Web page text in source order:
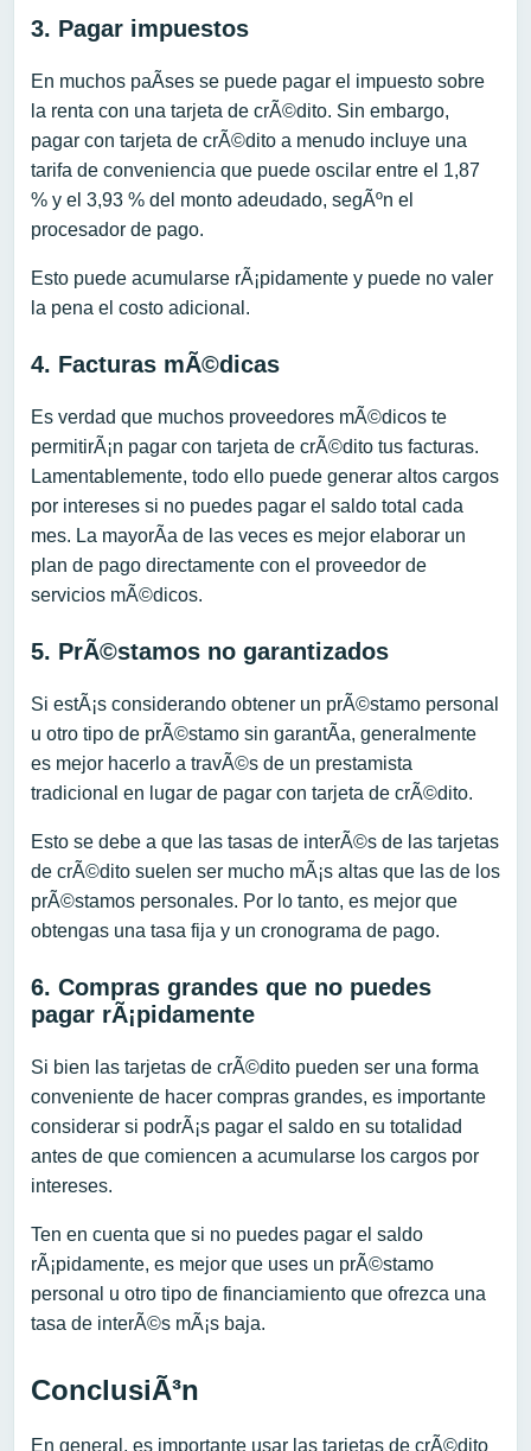
3. Pagar impuestos
En muchos paÃ­ses se puede pagar el impuesto sobre
la renta con una tarjeta de crÃ©dito. Sin embargo,
pagar con tarjeta de crÃ©dito a menudo incluye una
tarifa de conveniencia que puede oscilar entre el 1,87
% y el 3,93 % del monto adeudado, segÃºn el
procesador de pago.
Esto puede acumularse rÃ¡pidamente y puede no valer
la pena el costo adicional.
4. Facturas mÃ©dicas
Es verdad que muchos proveedores mÃ©dicos te
permitirÃ¡n pagar con tarjeta de crÃ©dito tus facturas.
Lamentablemente, todo ello puede generar altos cargos
por intereses si no puedes pagar el saldo total cada
mes. La mayorÃ­a de las veces es mejor elaborar un
plan de pago directamente con el proveedor de
servicios mÃ©dicos.
5. PrÃ©stamos no garantizados
Si estÃ¡s considerando obtener un prÃ©stamo personal
u otro tipo de prÃ©stamo sin garantÃ­a, generalmente
es mejor hacerlo a travÃ©s de un prestamista
tradicional en lugar de pagar con tarjeta de crÃ©dito.
Esto se debe a que las tasas de interÃ©s de las tarjetas
de crÃ©dito suelen ser mucho mÃ¡s altas que las de los
prÃ©stamos personales. Por lo tanto, es mejor que
obtengas una tasa fija y un cronograma de pago.
6. Compras grandes que no puedes
pagar rÃ¡pidamente
Si bien las tarjetas de crÃ©dito pueden ser una forma
conveniente de hacer compras grandes, es importante
considerar si podrÃ¡s pagar el saldo en su totalidad
antes de que comiencen a acumularse los cargos por
intereses.
Ten en cuenta que si no puedes pagar el saldo
rÃ¡pidamente, es mejor que uses un prÃ©stamo
personal u otro tipo de financiamiento que ofrezca una
tasa de interÃ©s mÃ¡s baja.
ConclusiÃ³n
En general, es importante usar las tarjetas de crÃ©dito